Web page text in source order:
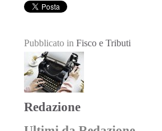
Pubblicato in Fisco e Tributi
Redazione